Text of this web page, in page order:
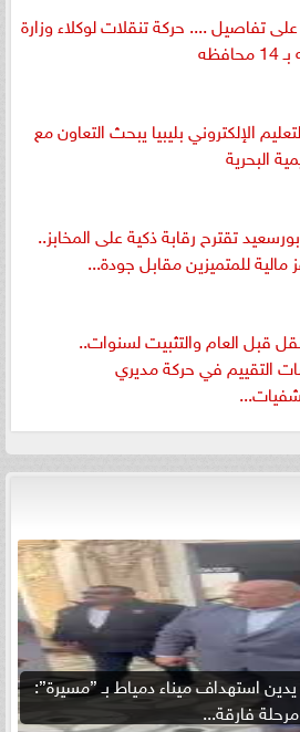
تفاصيل .... حركة تنقلات لوكلاء وزارة
الإلكتروني بليبيا يبحث التعاون مع
البحرية
تقترح رقابة ذكية على المخابز..
مالية للمتميزين مقابل جودة...
قبل العام والتثبيت لسنوات..
التقييم في حركة مديري
استهداف ميناء دمياط بـ ”مسيرة”:
مرحلة فارقة...